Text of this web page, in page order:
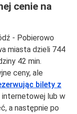
cenie na
- Pobierowo
miasta dzieli 744
42 min.
ceny, ale
bilety z
internetowej lub w
a następnie po